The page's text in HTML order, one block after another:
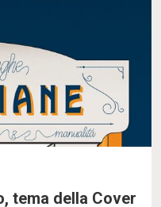
tema della Cover